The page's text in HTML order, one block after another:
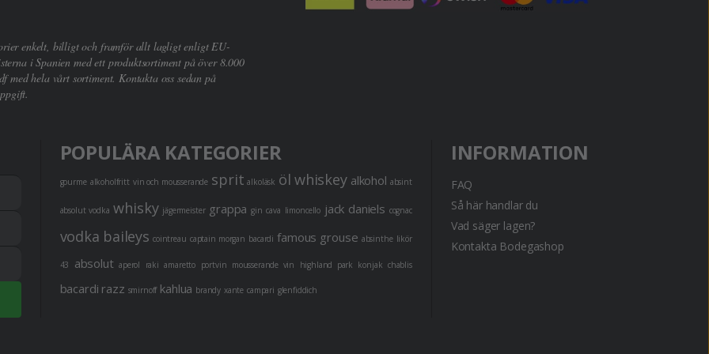
enkelt, billigt och framför allt lagligt enligt EU-
i Spanien med ett produktsortiment på över 8.000
hela vårt sortiment. Kontakta oss sedan på
POPULÄRA KATEGORIER
gourme alkoholfritt vin och mousserande sprit alkoläsk öl whiskey alkohol absint
absolut vodka whisky jägermeister grappa gin cava limoncello jack daniels cognac
vodka baileys cointreau captain morgan bacardi famous grouse absinthe likör
43 absolut aperol raki amaretto portvin mousserande vin highland park konjak chablis
bacardi razz smirnoff kahlua brandy xante campari glenfiddich
INFORMATION
FAQ
Så här handlar du
Vad säger lagen?
Kontakta Bodegashop